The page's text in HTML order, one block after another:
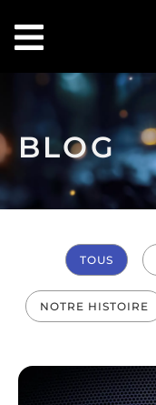
BLOG
TOUS
NOTRE HISTOIRE